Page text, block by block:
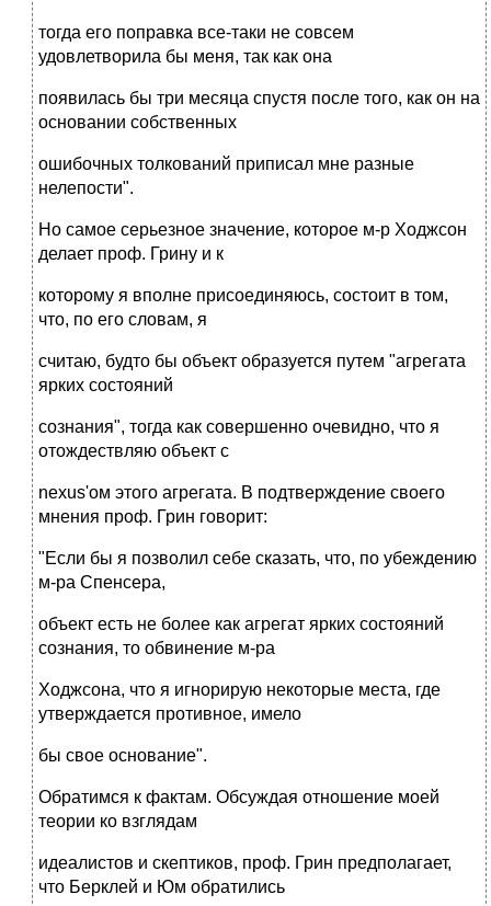
тогда его поправка все-таки не совсем
удовлетворила бы меня, так как она
появилась бы три месяца спустя после того, как он на
основании собственных
ошибочных толкований приписал мне разные
нелепости".
Но самое серьезное значение, которое м-р Ходжсон
делает проф. Грину и к
которому я вполне присоединяюсь, состоит в том,
что, по его словам, я
считаю, будто бы объект образуется путем "агрегата
ярких состояний
сознания", тогда как совершенно очевидно, что я
отождествляю объект с
nexus'ом этого агрегата. В подтверждение своего
мнения проф. Грин говорит:
"Если бы я позволил себе сказать, что, по убеждению
м-ра Спенсера,
объект есть не более как агрегат ярких состояний
сознания, то обвинение м-ра
Ходжсона, что я игнорирую некоторые места, где
утверждается противное, имело
бы свое основание".
Обратимся к фактам. Обсуждая отношение моей
теории ко взглядам
идеалистов и скептиков, проф. Грин предполагает,
что Берклей и Юм обратились